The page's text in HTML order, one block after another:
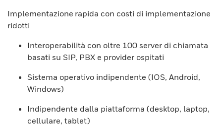
Implementazione rapida con costi di implementazione
ridotti
Interoperabilità con oltre 100 server di chiamata
basati su SIP, PBX e provider ospitati
Sistema operativo indipendente (IOS, Android,
Windows)
Indipendente dalla piattaforma (desktop, laptop,
cellulare, tablet)